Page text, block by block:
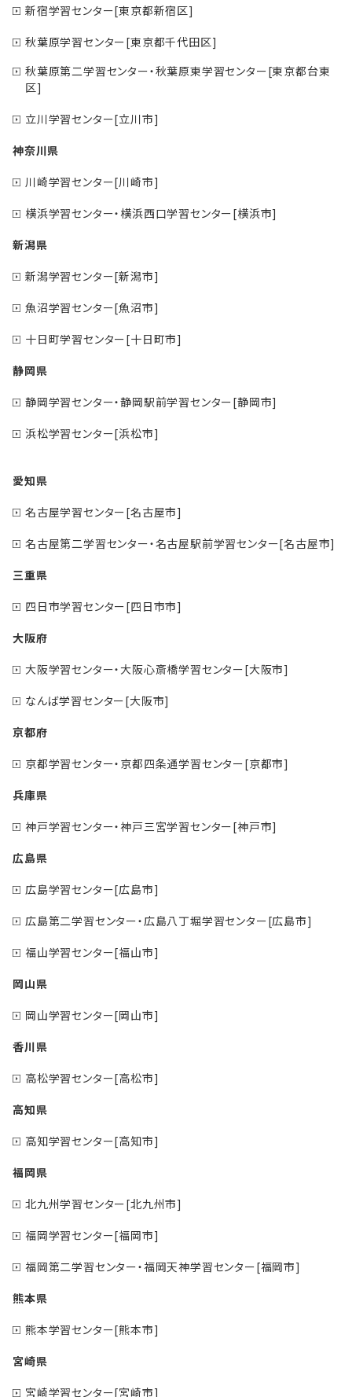
新宿学習センター[東京都新宿区]
秋葉原学習センター[東京都千代田区]
秋葉原第二学習センター・秋葉原東学習センター[東京都台東
区]
立川学習センター[立川市]
神奈川県
川崎学習センター[川崎市]
横浜学習センター・横浜西口学習センター[横浜市]
新潟県
新潟学習センター[新潟市]
魚沼学習センター[魚沼市]
十日町学習センター[十日町市]
静岡県
静岡学習センター・静岡駅前学習センター[静岡市]
浜松学習センター[浜松市]
愛知県
名古屋学習センター[名古屋市]
名古屋第二学習センター・名古屋駅前学習センター[名古屋市]
三重県
四日市学習センター[四日市市]
大阪府
大阪学習センター・大阪心斎橋学習センター[大阪市]
なんば学習センター[大阪市]
京都府
京都学習センター・京都四条通学習センター[京都市]
兵庫県
神戸学習センター・神戸三宮学習センター[神戸市]
広島県
広島学習センター[広島市]
広島第二学習センター・広島八丁堀学習センター[広島市]
福山学習センター[福山市]
岡山県
岡山学習センター[岡山市]
香川県
高松学習センター[高松市]
高知県
高知学習センター[高知市]
福岡県
北九州学習センター[北九州市]
福岡学習センター[福岡市]
福岡第二学習センター・福岡天神学習センター[福岡市]
熊本県
熊本学習センター[熊本市]
宮崎県
宮崎学習センター[宮崎市]